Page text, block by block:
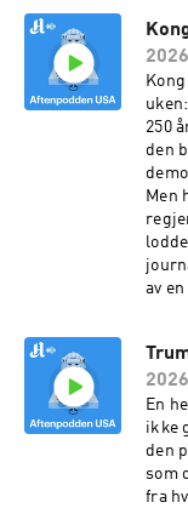
250
den
Men
av
AP
En
ikke
den
som
fra